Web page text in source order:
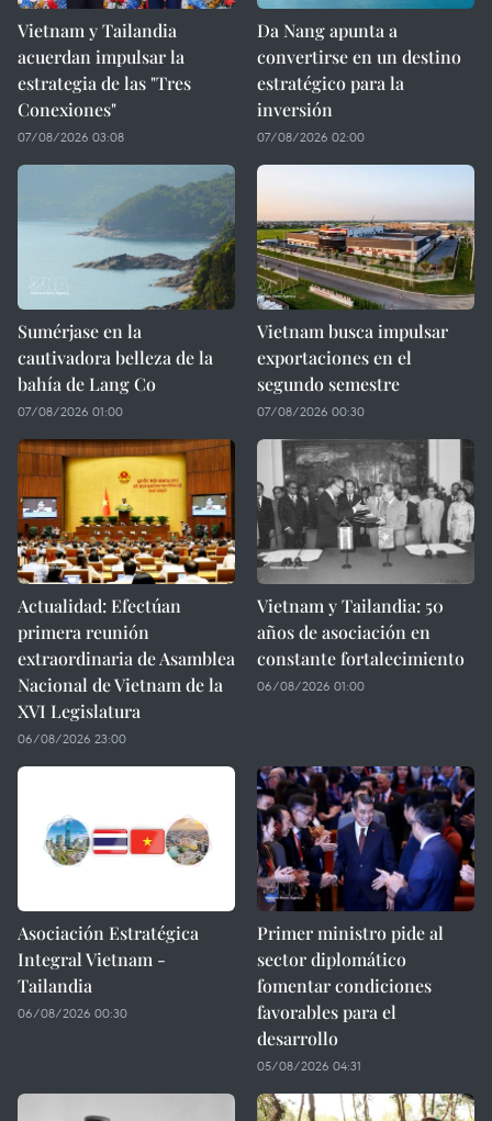
Vietnam y Tailandia
acuerdan impulsar la
estrategia de las "Tres
Conexiones"
07/08/2026 03:08
Da Nang apunta a
convertirse en un destino
estratégico para la
inversión
07/08/2026 02:00
Sumérjase en la
cautivadora belleza de la
bahía de Lang Co
07/08/2026 01:00
Vietnam busca impulsar
exportaciones en el
segundo semestre
07/08/2026 00:30
Actualidad: Efectúan
primera reunión
extraordinaria de Asamblea
Nacional de Vietnam de la
XVI Legislatura
06/08/2026 23:00
Vietnam y Tailandia: 50
años de asociación en
constante fortalecimiento
06/08/2026 01:00
Asociación Estratégica
Integral Vietnam -
Tailandia
06/08/2026 00:30
Primer ministro pide al
sector diplomático
fomentar condiciones
favorables para el
desarrollo
05/08/2026 04:31